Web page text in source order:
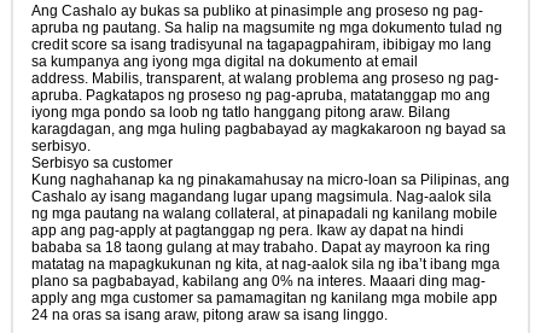
Ang Cashalo ay bukas sa publiko at pinasimple ang proseso ng pag-
apruba ng pautang. Sa halip na magsumite ng mga dokumento tulad ng
credit score sa isang tradisyunal na tagapagpahiram, ibibigay mo lang
sa kumpanya ang iyong mga digital na dokumento at email
address. Mabilis, transparent, at walang problema ang proseso ng pag-
apruba. Pagkatapos ng proseso ng pag-apruba, matatanggap mo ang
iyong mga pondo sa loob ng tatlo hanggang pitong araw. Bilang
karagdagan, ang mga huling pagbabayad ay magkakaroon ng bayad sa
serbisyo.
Serbisyo sa customer
Kung naghahanap ka ng pinakamahusay na micro-loan sa Pilipinas, ang
Cashalo ay isang magandang lugar upang magsimula. Nag-aalok sila
ng mga pautang na walang collateral, at pinapadali ng kanilang mobile
app ang pag-apply at pagtanggap ng pera. Ikaw ay dapat na hindi
bababa sa 18 taong gulang at may trabaho. Dapat ay mayroon ka ring
matatag na mapagkukunan ng kita, at nag-aalok sila ng iba’t ibang mga
plano sa pagbabayad, kabilang ang 0% na interes. Maaari ding mag-
apply ang mga customer sa pamamagitan ng kanilang mga mobile app
24 na oras sa isang araw, pitong araw sa isang linggo.